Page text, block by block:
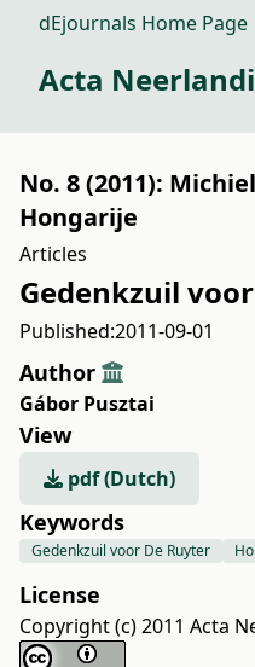
dEjournals Home Page
Acta
No. 8 (2011):
Hongarije
Articles
Gedenkzuil
Published:2011-09-01
Author
Gábor Pusztai
View
pdf (Dutch)
Keywords
Gedenkzuil voor De Ruyter
License
Copyright (c) 2011 Acta